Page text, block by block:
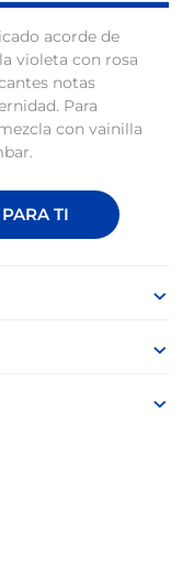
acorde de
violeta con rosa
notas
Para
con vainilla
TI